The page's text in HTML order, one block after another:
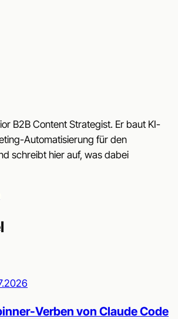
B2B Content Strategist. Er baut KI-
Automatisierung für den
schreibt hier auf, was dabei
Verben von Claude Code